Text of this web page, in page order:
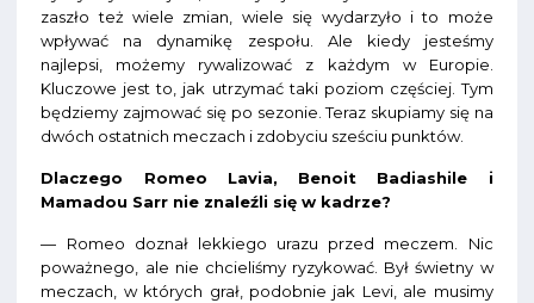
zaszło też wiele zmian, wiele się wydarzyło i to może
wpływać na dynamikę zespołu. Ale kiedy jesteśmy
najlepsi, możemy rywalizować z każdym w Europie.
Kluczowe jest to, jak utrzymać taki poziom częściej. Tym
będziemy zajmować się po sezonie. Teraz skupiamy się na
dwóch ostatnich meczach i zdobyciu sześciu punktów.
Dlaczego Romeo Lavia, Benoit Badiashile i
Mamadou Sarr nie znaleźli się w kadrze?
— Romeo doznał lekkiego urazu przed meczem. Nic
poważnego, ale nie chcieliśmy ryzykować. Był świetny w
meczach, w których grał, podobnie jak Levi, ale musimy